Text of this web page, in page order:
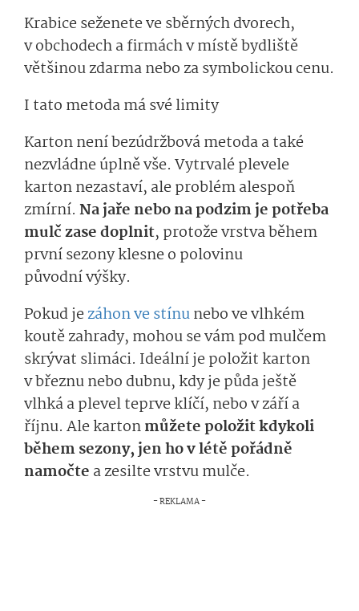
Krabice seženete ve sběrných dvorech,
v obchodech a firmách v místě bydliště
většinou zdarma nebo za symbolickou cenu.
I tato metoda má své limity
Karton není bezúdržbová metoda a také
nezvládne úplně vše. Vytrvalé plevele
karton nezastaví, ale problém alespoň
zmírní. Na jaře nebo na podzim je potřeba
mulč zase doplnit, protože vrstva během
první sezony klesne o polovinu
původní výšky.
Pokud jezáhon ve stínunebo ve vlhkém
koutě zahrady, mohou se vám pod mulčem
skrývat slimáci. Ideální je položit karton
v březnu nebo dubnu, kdy je půda ještě
vlhká a plevel teprve klíčí, nebo v září a
říjnu. Ale kartonmůžete položit kdykoli
během sezony, jen ho v létě pořádně
namočte a zesilte vrstvu mulče.